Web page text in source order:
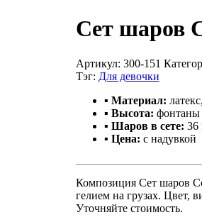
Сет шаров
Артикул: 300-151
Тэг: Для девочки
▪ Материал:
▪ Высота: фонтаны
▪ Шаров в сете: 36
▪ Цена: с надувкой
Композиция Сет шаров
гелием на грузах. Цвет,
Уточняйте стоимость.